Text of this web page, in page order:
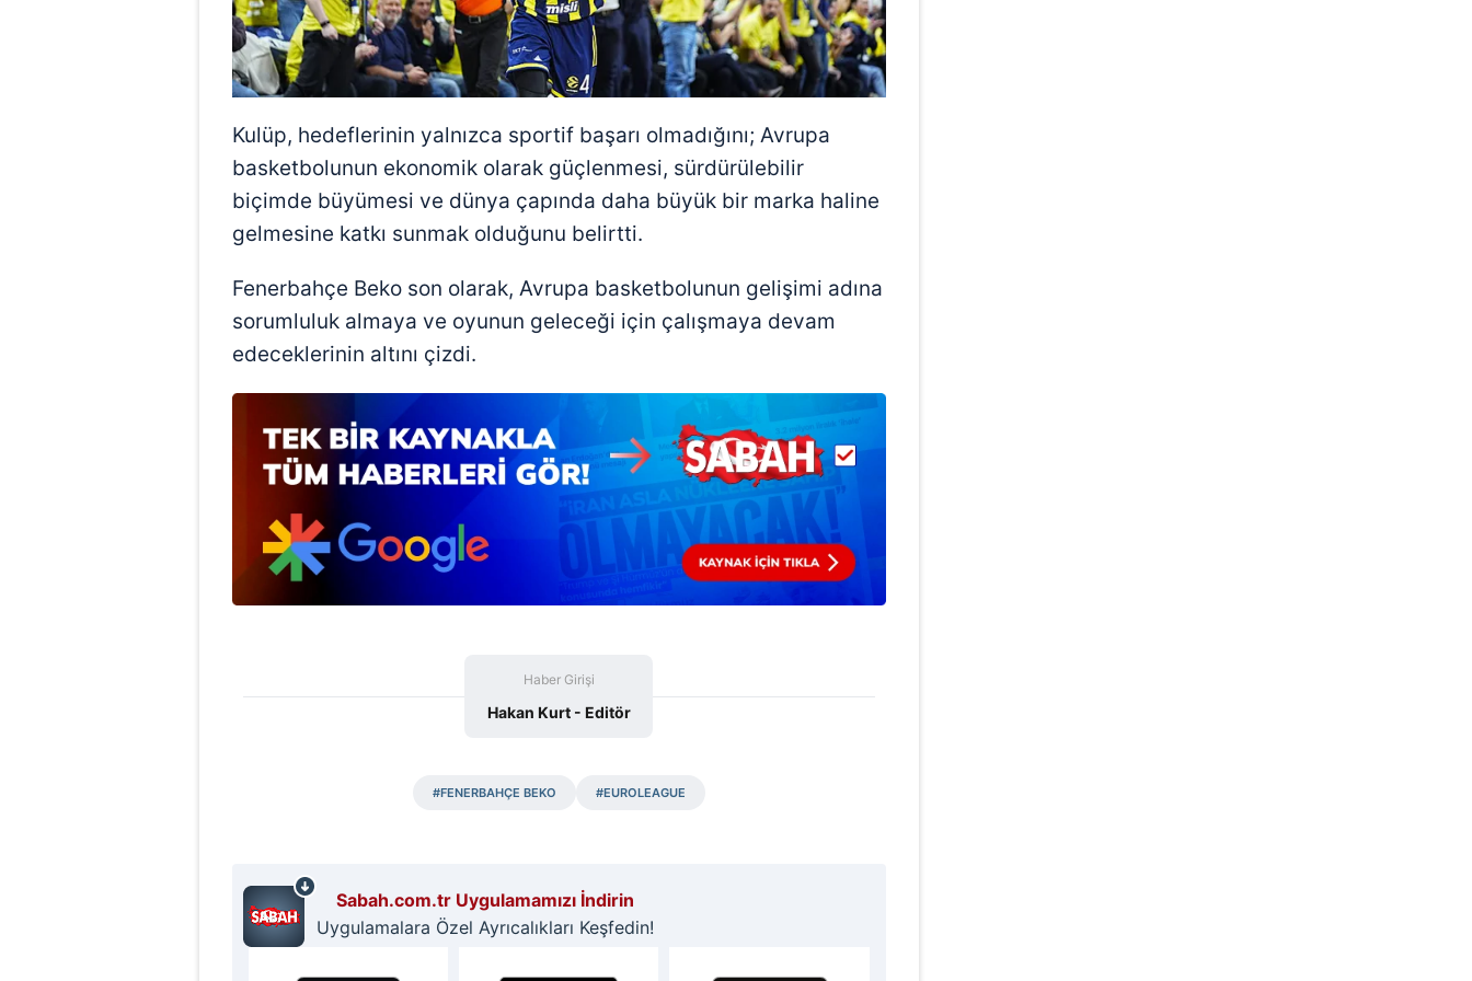
mevzuata uygun olarak kullanılan çerezlerle ilgili bilgi almak için lütfentıklayınız.
Kulüp, hedeflerinin yalnızca sportif başarı olmadığını; Avrupa
basketbolunun ekonomik olarak güçlenmesi, sürdürülebilir
biçimde büyümesi ve dünya çapında daha büyük bir marka haline
gelmesine katkı sunmak olduğunu belirtti.
Fenerbahçe Beko son olarak, Avrupa basketbolunun gelişimi adına
sorumluluk almaya ve oyunun geleceği için çalışmaya devam
edeceklerinin altını çizdi.
Haber Girişi
Hakan Kurt - Editör
#FENERBAHÇE BEKO #EUROLEAGUE
Sabah.com.tr Uygulamamızı İndirin
Uygulamalara Özel Ayrıcalıkları Keşfedin!